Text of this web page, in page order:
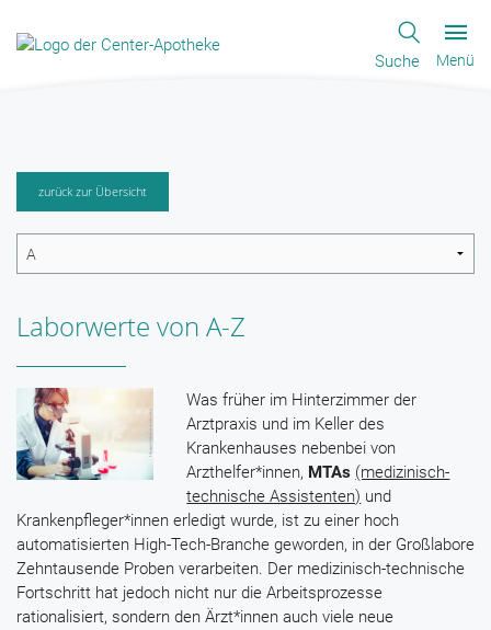
Suche Menü
zurück zur Übersicht
Laborwerte von A-Z
Was früher im Hinterzimmer der
Arztpraxis und im Keller des
Krankenhauses nebenbei von
Arzthelfer*innen, MTAs (medizinisch-
technische Assistenten) und
Krankenpfleger*innen erledigt wurde, ist zu einer hoch
automatisierten High-Tech-Branche geworden, in der Großlabore
Zehntausende Proben verarbeiten. Der medizinisch-technische
Fortschritt hat jedoch nicht nur die Arbeitsprozesse
rationalisiert, sondern den Ärzt*innen auch viele neue